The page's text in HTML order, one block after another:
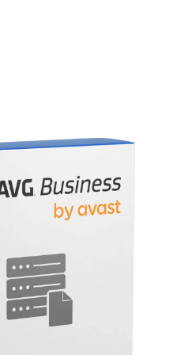
software standard.
programele Avast
acestea sunt lansate.